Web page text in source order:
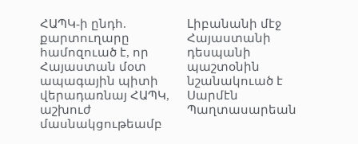
ՀԱՊԿ-ի ընդհ.
քարտուղարը
համոզուած է, որ
Հայաստան մօտ
ապագային պիտի
վերադառնայ ՀԱՊԿ,
աշխուժ
մասնակցութեամբ
Լիբանանի մէջ
Հայաստանի
դեսպանի
պաշտօնին
նշանակուած է
Սարմէն
Պաղտասարեան